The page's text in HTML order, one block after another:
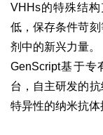
VHHs的特殊结
低，保存条件苛
剂中的新兴力量。
GenScript基于
台，自主研发的
特异性的纳米抗体